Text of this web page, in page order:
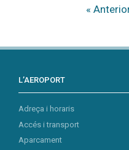
«
L’AEROPORT
Adreça i horaris
Accés i transport
Aparcament